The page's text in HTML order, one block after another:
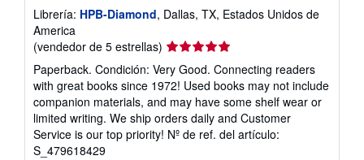
Librería: HPB-Diamond, Dallas, TX, Estados Unidos de
America
(vendedor de 5 estrellas) Calificación
del
vendedor:
5
de
5
estrellas
Paperback. Condición: Very Good. Connecting readers
with great books since 1972! Used books may not include
companion materials, and may have some shelf wear or
limited writing. We ship orders daily and Customer
Service is our top priority! Nº de ref. del artículo:
S_479618429